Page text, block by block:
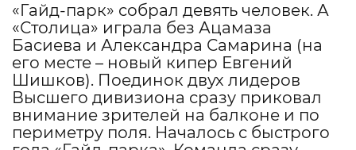
«Гайд-парк» собрал девять человек. А
«Столица» играла без Ацамаза
Басиева и Александра Самарина (на
его месте – новый кипер Евгений
Шишков). Поединок двух лидеров
Высшего дивизиона сразу приковал
внимание зрителей на балконе и по
периметру поля. Началось с быстрого